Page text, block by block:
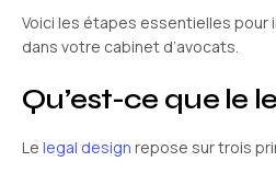
Voici les étapes essentielles
dans votre cabinet d’avocats.
Qu’est-ce que le
Le legal design repose sur trois